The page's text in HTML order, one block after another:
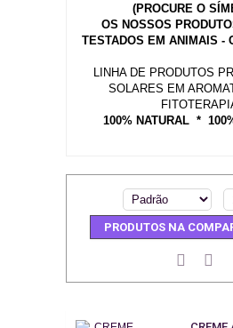
(PROCURE O
OS NOSSOS
TESTADOS EM ANIMAIS -
LINHA DE PRODUTOS
SOLARES EM
100% NATURAL *
PRODUTOS NA